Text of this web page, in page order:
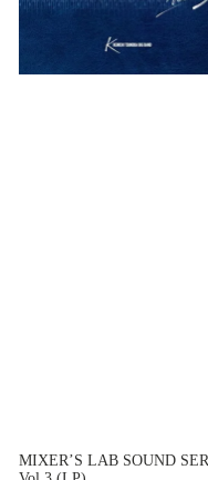
MIXER’S LAB SOUND